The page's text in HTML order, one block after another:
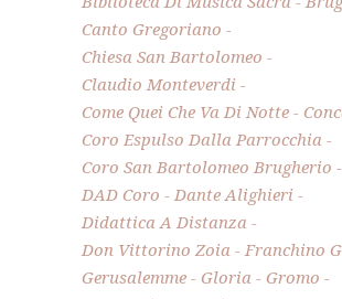
Canto Gregoriano
Chiesa San Bartolomeo
Claudio Monteverdi
Come Quei Che Va Di Notte
Coro Espulso Dalla Parrocchia
Coro San Bartolomeo Brugherio
DAD Coro
Dante Alighieri
Didattica A Distanza
Don Vittorino Zoia
Franchino
Gerusalemme
Gloria
Gromo